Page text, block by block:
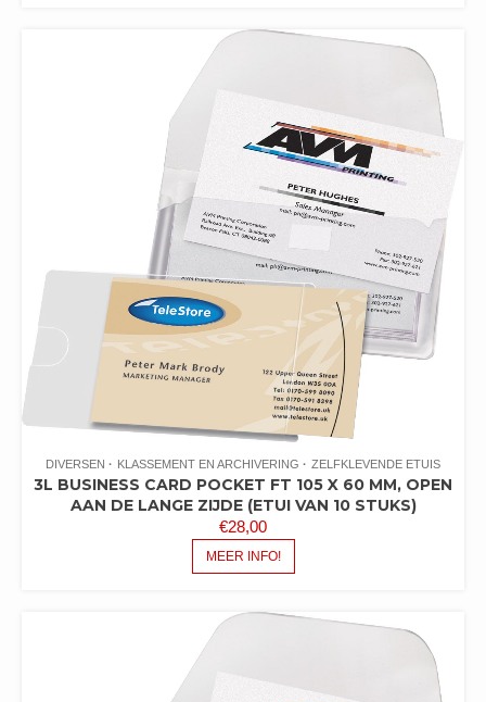
DIVERSEN KLASSEMENT EN ARCHIVERING ZELFKLEVENDE ETUIS
3L BUSINESS CARD POCKET FT 105 X 60 MM, OPEN
AAN DE LANGE ZIJDE (ETUI VAN 10 STUKS)
€28,00
MEER INFO!